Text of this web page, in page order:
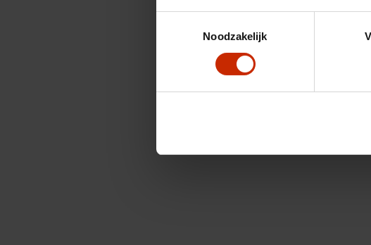
Noodzakelijk